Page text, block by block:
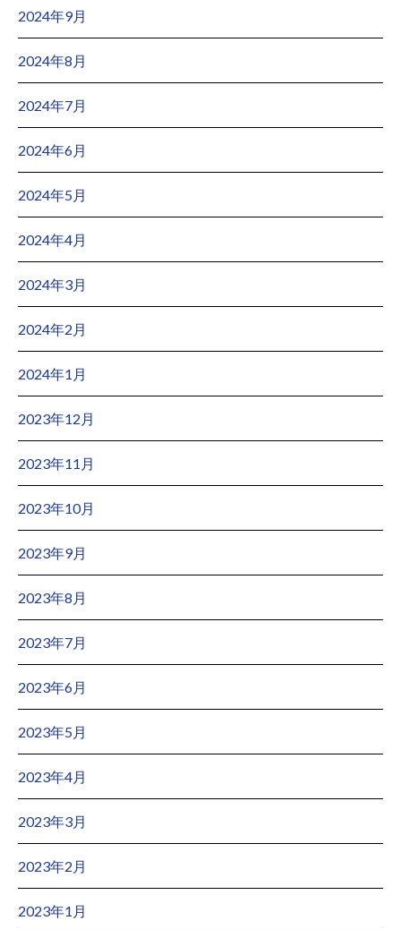
2024年9月
2024年8月
2024年7月
2024年6月
2024年5月
2024年4月
2024年3月
2024年2月
2024年1月
2023年12月
2023年11月
2023年10月
2023年9月
2023年8月
2023年7月
2023年6月
2023年5月
2023年4月
2023年3月
2023年2月
2023年1月